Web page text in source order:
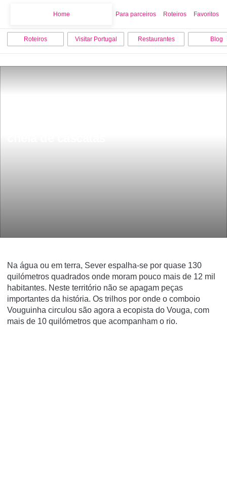
Home Para parceiros Roteiros Favoritos
Roteiros Visitar Portugal Restaurantes Blog
Na água ou em terra, Sever espalha-se por quase 130
quilómetros quadrados onde moram pouco mais de 12 mil
habitantes. Neste território não se apagam peças
importantes da história. Os trilhos por onde o comboio
Vouguinha circulou são agora a ecopista do Vouga, com
mais de 10 quilómetros que acompanham o rio.